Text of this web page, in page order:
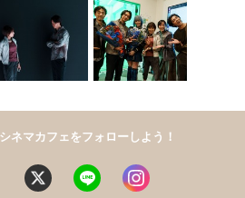
シネマカフェをフォローしよう！